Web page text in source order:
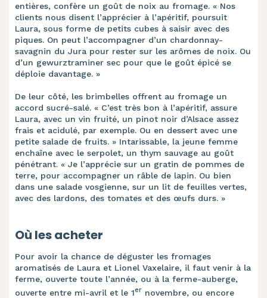
entières, confère un goût de noix au fromage. « Nos
clients nous disent l’apprécier à l’apéritif, poursuit
Laura, sous forme de petits cubes à saisir avec des
piques. On peut l’accompagner d’un chardonnay-
savagnin du Jura pour rester sur les arômes de noix. Ou
d’un gewurztraminer sec pour que le goût épicé se
déploie davantage. »
De leur côté, les brimbelles offrent au fromage un
accord sucré-salé. « C’est très bon à l’apéritif, assure
Laura, avec un vin fruité, un pinot noir d’Alsace assez
frais et acidulé, par exemple. Ou en dessert avec une
petite salade de fruits. » Intarissable, la jeune femme
enchaîne avec le serpolet, un thym sauvage au goût
pénétrant. « Je l’apprécie sur un gratin de pommes de
terre, pour accompagner un râble de lapin. Ou bien
dans une salade vosgienne, sur un lit de feuilles vertes,
avec des lardons, des tomates et des œufs durs. »
Où les acheter
Pour avoir la chance de déguster les fromages
aromatisés de Laura et Lionel Vaxelaire, il faut venir à la
ferme, ouverte toute l’année, ou à la ferme-auberge,
ouverte entre mi-avril et le 1er novembre, ou encore